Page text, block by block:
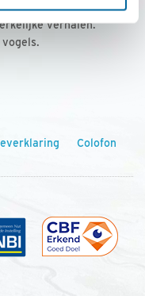
leden, met
verhalen.
Colofon